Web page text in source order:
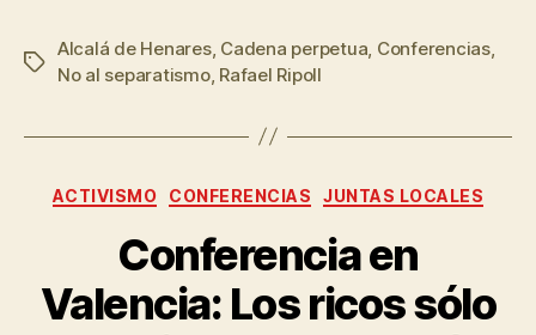
Alcalá de Henares, Cadena perpetua Conferencias,
No al separatismo, Rafael Ripoll
ACTIVISMO CONFERENCIAS JUNTAS LOCALES
Conferencia en
Valencia: Los ricos sólo